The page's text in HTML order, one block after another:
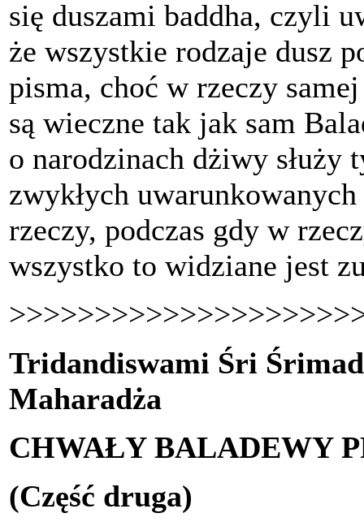
się duszami baddha, czyli
że wszystkie rodzaje dusz
pisma, choć w rzeczy
są wieczne tak jak sam
o narodzinach dżiwy służy
zwykłych
rzeczy, podczas gdy w
wszystko to widziane jest
Tridandiswami Śri
Maharadża
CHWAŁY BALADEWY
(Część druga)